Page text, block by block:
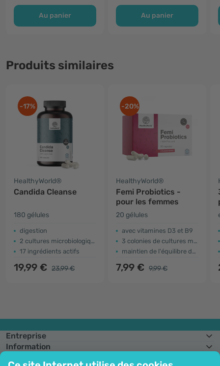
Au panier Au panier
Produits similaires
-17%
HealthyWorld®
Candida Cleanse
180 gélules
digestion
2 cultures microbiologiques
17 ingrédients actifs
19,99 € 23,99 €
-20%
HealthyWorld®
Femi Probiotics -
pour les femmes
20 gélules
avec vitamines D3 et B9
3 colonies de cultures microbiologiques
maintien de l'équilibre de la flore
7,99 € 9,99 €
Entreprise
Information